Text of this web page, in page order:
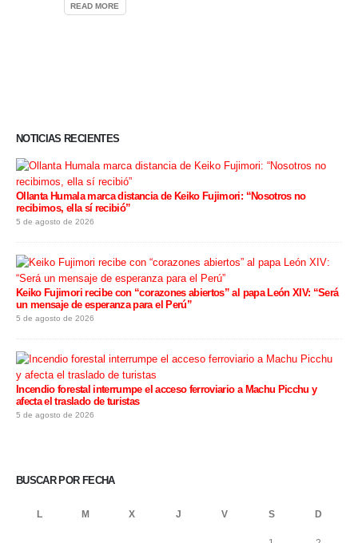
READ MORE
NOTICIAS RECIENTES
Ollanta Humala marca distancia de Keiko Fujimori: “Nosotros no
recibimos, ella sí recibió”
5 de agosto de 2026
Keiko Fujimori recibe con “corazones abiertos” al papa León XIV: “Será
un mensaje de esperanza para el Perú”
5 de agosto de 2026
Incendio forestal interrumpe el acceso ferroviario a Machu Picchu y
afecta el traslado de turistas
5 de agosto de 2026
BUSCAR POR FECHA
L M X J V S D